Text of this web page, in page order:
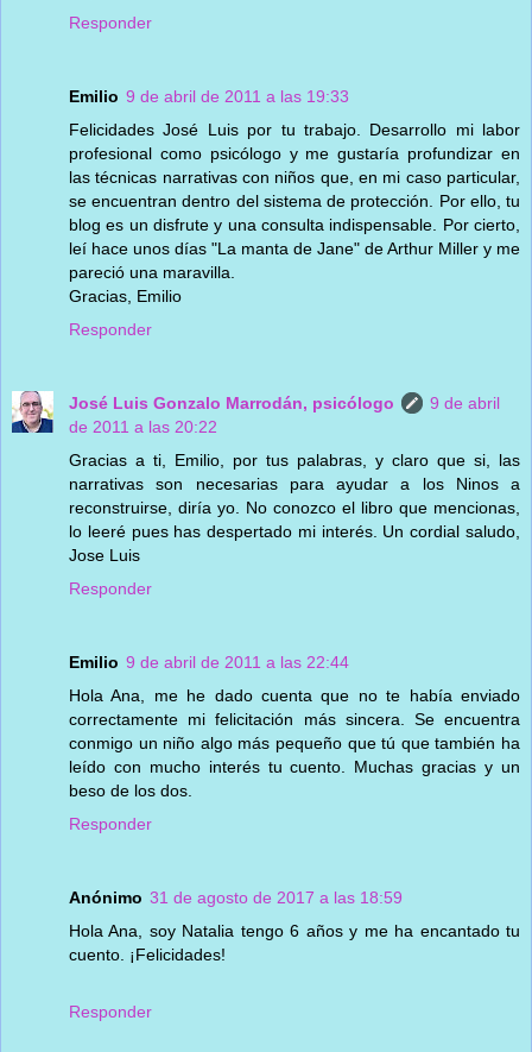
Responder
Emilio 9 de abril de 2011 a las 19:33
Felicidades José Luis por tu trabajo. Desarrollo mi labor
profesional como psicólogo y me gustaría profundizar en
las técnicas narrativas con niños que, en mi caso particular,
se encuentran dentro del sistema de protección. Por ello, tu
blog es un disfrute y una consulta indispensable. Por cierto,
leí hace unos días "La manta de Jane" de Arthur Miller y me
pareció una maravilla.
Gracias, Emilio
Responder
José Luis Gonzalo Marrodán, psicólogo
9 de abril
de 2011 a las 20:22
Gracias a ti, Emilio, por tus palabras, y claro que si, las
narrativas son necesarias para ayudar a los Ninos a
reconstruirse, diría yo. No conozco el libro que mencionas,
lo leeré pues has despertado mi interés. Un cordial saludo,
Jose Luis
Responder
Emilio 9 de abril de 2011 a las 22:44
Hola Ana, me he dado cuenta que no te había enviado
correctamente mi felicitación más sincera. Se encuentra
conmigo un niño algo más pequeño que tú que también ha
leído con mucho interés tu cuento. Muchas gracias y un
beso de los dos.
Responder
Anónimo 31 de agosto de 2017 a las 18:59
Hola Ana, soy Natalia tengo 6 años y me ha encantado tu
cuento. ¡Felicidades!
Responder